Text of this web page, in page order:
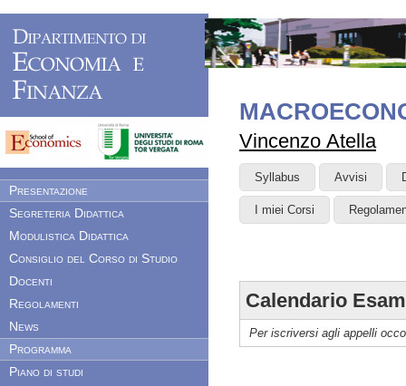
Presentazione
Segreteria Didattica
Modulistica Didattica
Consiglio del Corso di Studio
Docenti
Regolamenti
News
Programma
Piano di studi
Vincenzo Atella
Syllabus Avvisi
I miei Corsi
Calendario
Per iscriversi agli appelli